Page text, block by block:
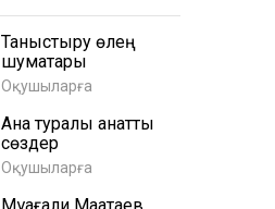
Таныстыру өлең
шумақтары
Оқушыларға
Ана туралы қанатты
сөздер
Оқушыларға